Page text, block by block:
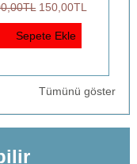
,00TL 150,00TL
Sepete Ekle
Tümünü göster